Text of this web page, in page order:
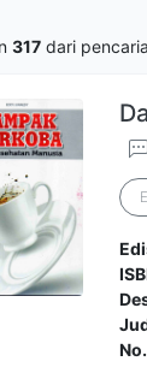
317 dari